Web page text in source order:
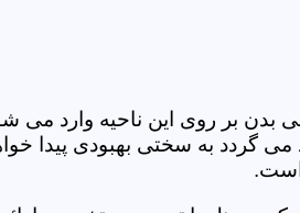
بر روی این ناحیه وارد می
می گردد به سختی بهبودی پیدا
است.